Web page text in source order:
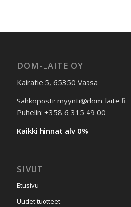
DOM-LAITE OY
Kairatie 5, 65350 Vaasa
Sähköposti: myynti@dom-laite.fi
Puhelin: +358 6 315 49 00
Kaikki hinnat alv 0%
SIVUT
Etusivu
Uudet tuotteet